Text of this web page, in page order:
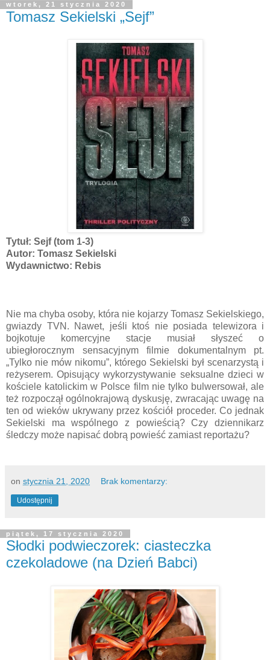
wtorek, 21 stycznia 2020
Tomasz Sekielski „Sejf”
Tytuł: Sejf (tom 1-3)
Autor: Tomasz Sekielski
Wydawnictwo: Rebis
Nie ma chyba osoby, która nie kojarzy Tomasz Sekielskiego,
gwiazdy TVN. Nawet, jeśli ktoś nie posiada telewizora i
bojkotuje komercyjne stacje musiał słyszeć o
ubiegłorocznym sensacyjnym filmie dokumentalnym pt.
„Tylko nie mów nikomu”, którego Sekielski był scenarzystą i
reżyserem. Opisujący wykorzystywanie seksualne dzieci w
kościele katolickim w Polsce film nie tylko bulwersował, ale
też rozpoczął ogólnokrajową dyskusję, zwracając uwagę na
ten od wieków ukrywany przez kościół proceder. Co jednak
Sekielski ma wspólnego z powieścią? Czy dziennikarz
śledczy może napisać dobrą powieść zamiast reportażu?
on stycznia 21, 2020 Brak komentarzy:
Udostępnij
piątek, 17 stycznia 2020
Słodki podwieczorek: ciasteczka
czekoladowe (na Dzień Babci)